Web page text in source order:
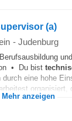
(a)
- Judenburg
• Du bist
durch eine hohe
organisiert,
Mehr anzeigen